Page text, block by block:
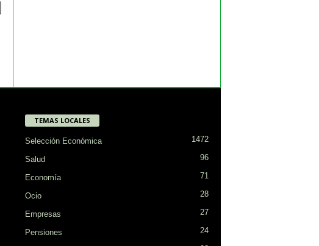
TEMAS LOCALES
Selección Económica 1472
Salud 96
Economía 71
Ocio 28
Empresas 27
Pensiones 24